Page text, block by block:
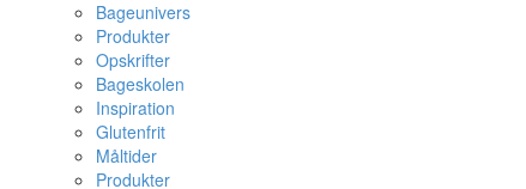
Bageunivers
Produkter
Opskrifter
Bageskolen
Inspiration
Glutenfrit
Måltider
Produkter